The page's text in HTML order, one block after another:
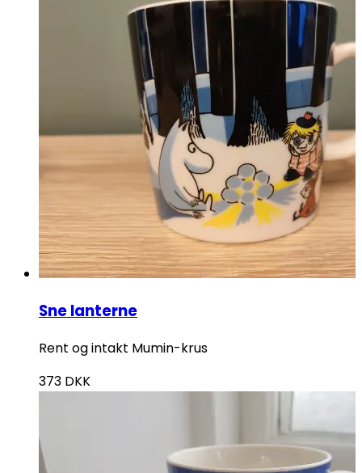
Sne lanterne
Rent og intakt Mumin-krus
373 DKK